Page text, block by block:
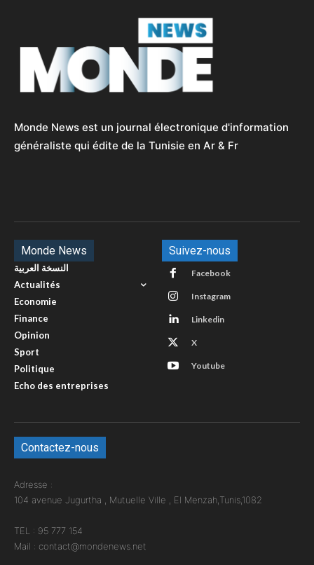
Monde News est un journal électronique d'information
généraliste qui édite de la Tunisie en Ar & Fr
Monde News
النسخة العربية
Actualités
Economie
Finance
Opinion
Sport
Politique
Echo des entreprises
Suivez-nous
Facebook
Instagram
Linkedin
X
Youtube
Contactez-nous
Adresse :
104 avenue Jugurtha , Mutuelle Ville , El Menzah,Tunis,1082
TEL : 95 777 154
Mail : contact@mondenews.net